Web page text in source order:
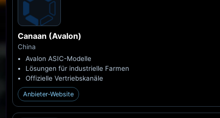
Canaan (Avalon)
China
Avalon ASIC-Modelle
Lösungen für industrielle Farmen
Offizielle Vertriebskanäle
Anbieter-Website